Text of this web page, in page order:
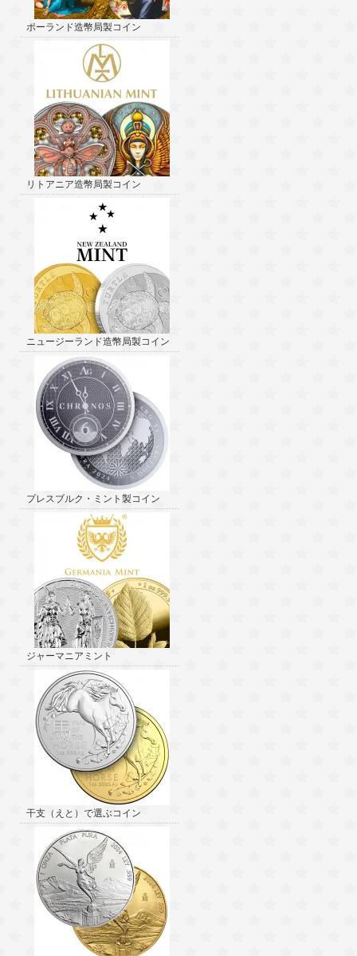
ポーランド造幣局製コイン
リトアニア造幣局製コイン
ニュージーランド造幣局製コイン
プレスブルク・ミント製コイン
ジャーマニアミント
干支（えと）で選ぶコイン